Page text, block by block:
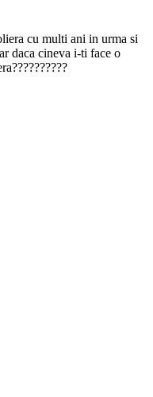
cu multi ani in urma si
daca cineva i-ti face o